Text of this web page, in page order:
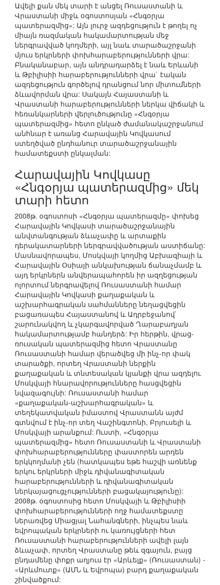
Ավելի քան մեկ տարի է անցել Ռուսաստանի և
Վրաստանի միջև օգոստոսյան «Հնգօրյա
պատերազմից»: Այն լուրջ ազդեցություն է թողել ոչ
միայն ռազմական հակամարտության մեջ
ներգրավված կողմերի, այլ նաև տարածաշրջանի
մյուս երկրների փոխհարաբերությունների վրա:
Բնականաբար, այն անդրադարձել է նաև Երևանի
և Թբիլիսիի հարաբերությունների վրա` էական
ազդեցություն գործելով դրանցում նոր միտումների
ձևավորման վրա: Սակայն Հայաստանի և
Վրաստանի հարաբերությունների ներկա վիճակի և
հեռանկարների վերլուծությունը «Հնգօրյա
պատերազմից» հետո ընկած ժամանակաշրջանում
անհնար է առանց Հարավային Կովկասում
ստեղծված ընդհանուր տարածաշրջանային
համատեքստի ընկալման:
Հարավային Կովկասը
«Հնգօրյա պատերազմից» մեկ
տարի հետո
2008թ. օգոստոսի «Հնգօրյա պատերազմը» փոխեց
Հարավային Կովկասի տարածաշրջանային
անվտանգության ձևաչափը և արտաքին
դերակատարների ներգրավվածության աստիճանը:
Մասնավորապես, Մոսկվայի կողմից Աբխազիայի և
Հարավային Օսիայի անկախության ճանաչմամբ և
այդ երկրներն անվերապահորեն իր ազղեցության
ոլորտում ներգրավելով Ռուսաստանի համար
Հարավային Կովկասի քաղաքական և
աշխարհագրական սահմանները նեղացվեցին
բացառապես Հայաստանով և Ադրբեջանով`
շարունակվող և չկարգավորված Ղարաբաղյան
հակամարտությամբ հանդերձ: Իր հերթին, վրաց-
ռուսական պատերազմից հետո Վրաստանը
Ռուսաստանի համար վերածվեց մի ինչ-որ փակ
տարածքի, որտեղ Վրաստանի ներքին
քաղաքական և տնտեսական կյանքի վրա ազդելու
Մոսկվայի հնարավորությունները հասցվեցին
նվազագույնի: Ռուսաստանի համար
«քաղաքական-աշխարհագրական» և
տեղեկատվական իմաստով Վրաստանն այժմ
գտնվում է ինչ-որ տեղ Վաշինգտոնի, Բրյուսելի և
Մոսկվայի արանքում: Ուստի, «Հնգօրյա
պատերազմից» հետո Ռուսաստանի և Վրաստանի
փոխհարաբերությունները փաստորեն արդեն
երկկողմանի չեն (հատկապես եթե հաշվի առնենք
երկու երկրների միջև դիվանագիտական
հարաբերությունների և դիվանագիտական
ներկայացուցչությունների բացակայությունը):
2008թ. օգոստոսից հետո Մոսկվայի և Թբիլիսիի
փոխհարաբերությունների ողջ համատեքստը
ներառվեց Միացյալ Նահանգների, ինչպես նաև
եվրոպական երկրների ու կառույցների հետ
Ռուսաստանի հարաբերությունների ավելի լայն
ձևաչափ, որտեղ Վրաստանը թեև զգայուն, բայց
ընդամենը փոքր աղյուս էր «Արևելք» (Ռուսաստան) -
«Արևմուտք» (ԱՄՆ և Եվրոպա) բարդ քաղաքական
շինվածքում: